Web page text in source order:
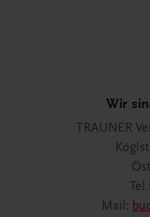
Wir
TRAUNER
Tel.:
Mail: